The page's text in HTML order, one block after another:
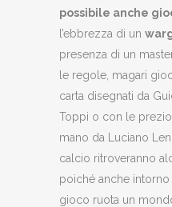
possibile anche
l’ebbrezza di un
presenza di un
le regole, magari
carta disegnati da
Toppi o con le
mano da Luciano
calcio ritroveranno
poiché anche
gioco ruota un